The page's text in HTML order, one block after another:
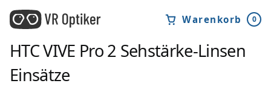
Warenkorb 0
HTC VIVE Pro 2 Sehstärke-Linsen
Einsätze